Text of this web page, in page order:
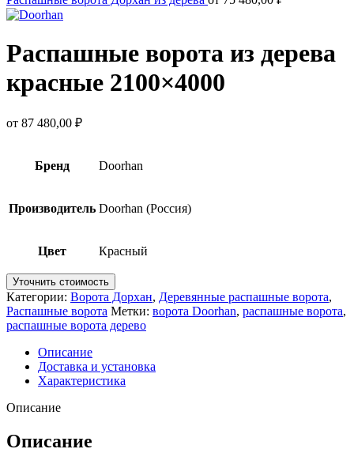
Распашные ворота из дерева
красные 2100×4000
от 87 480,00 ₽
Бренд Doorhan
Производитель Doorhan (Россия)
Цвет Красный
Уточнить стоимость
Категории: Ворота Дорхан, Деревянные распашные ворота,
Распашные ворота Метки: ворота Doorhan, распашные ворота,
распашные ворота дерево
Описание
Доставка и установка
Характеристика
Описание
Описание